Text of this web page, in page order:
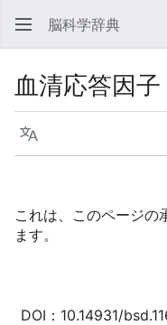
脳科学辞典
血清応答因子
言語
これは、このページの
ます。
DOI： 10.14931/